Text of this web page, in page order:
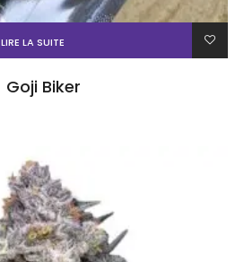
LIRE LA SUITE
Goji Biker